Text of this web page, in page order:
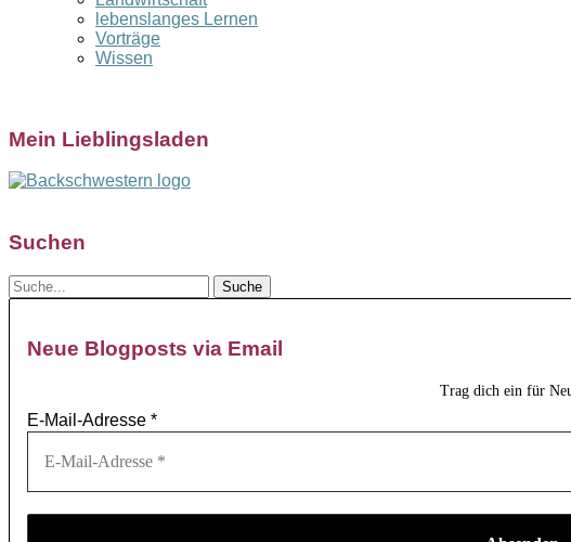
lebenslanges Lernen
Vorträge
Wissen
Mein Lieblingsladen
Suchen
Neue Blogposts via Email
Trag dich ein für
E-Mail-Adresse *